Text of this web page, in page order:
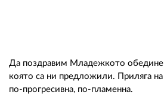
Да поздравим Младежкото
която са ни предложили. Приляга
по-прогресивна, по-пламенна.